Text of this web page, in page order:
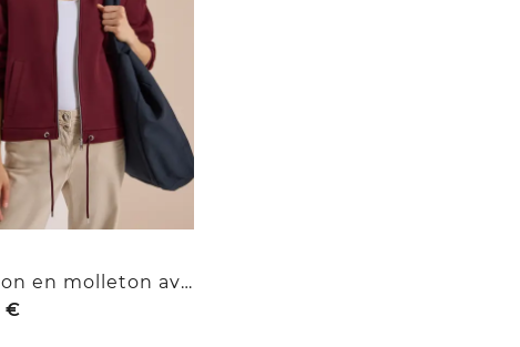
Blouson en molleton avec cordon de serrage
€